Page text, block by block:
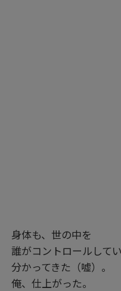
身体も、世の中を
誰がコントロールして
分かってきた（嘘）。
俺、仕上がった。